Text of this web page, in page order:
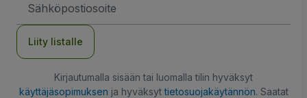
Liity listalle
Kirjautumalla sisään tai luomalla tilin hyväksyt
käyttäjäsopimuksen ja hyväksyttietosuojakäytännön. Saatat